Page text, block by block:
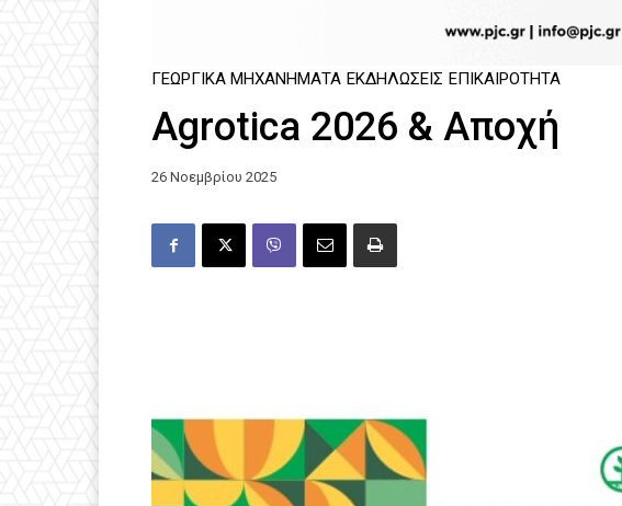
ΓΕΩΡΓΙΚΆ ΜΗΧΑΝΉΜΑΤΑ ΕΚΔΗΛΏΣΕΙΣ ΕΠΙΚΑΙΡΌΤΗΤΑ
Agrotica 2026 & Αποχή
26 Νοεμβρίου 2025